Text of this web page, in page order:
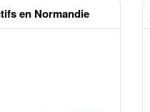
en Normandie